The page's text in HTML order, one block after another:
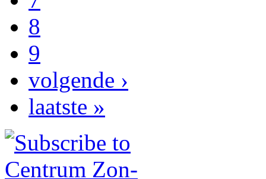
8
9
volgende ›
laatste »